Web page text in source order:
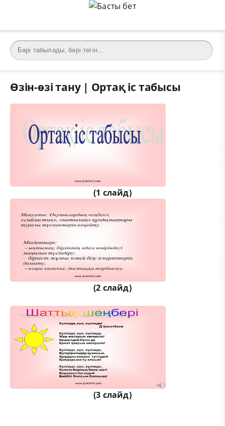
Өзін-өзі тану | Ортақ іс табысы
(1 слайд)
(2 слайд)
(3 слайд)